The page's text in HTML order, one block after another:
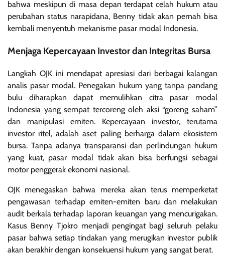
bahwa meskipun di masa depan terdapat celah hukum atau
perubahan status narapidana, Benny tidak akan pernah bisa
kembali menyentuh mekanisme pasar modal Indonesia.
Menjaga Kepercayaan Investor dan Integritas Bursa
Langkah OJK ini mendapat apresiasi dari berbagai kalangan
analis pasar modal. Penegakan hukum yang tanpa pandang
bulu diharapkan dapat memulihkan citra pasar modal
Indonesia yang sempat tercoreng oleh aksi “goreng saham”
dan manipulasi emiten. Kepercayaan investor, terutama
investor ritel, adalah aset paling berharga dalam ekosistem
bursa. Tanpa adanya transparansi dan perlindungan hukum
yang kuat, pasar modal tidak akan bisa berfungsi sebagai
motor penggerak ekonomi nasional.
OJK menegaskan bahwa mereka akan terus memperketat
pengawasan terhadap emiten-emiten baru dan melakukan
audit berkala terhadap laporan keuangan yang mencurigakan.
Kasus Benny Tjokro menjadi pengingat bagi seluruh pelaku
pasar bahwa setiap tindakan yang merugikan investor publik
akan berakhir dengan konsekuensi hukum yang sangat berat.